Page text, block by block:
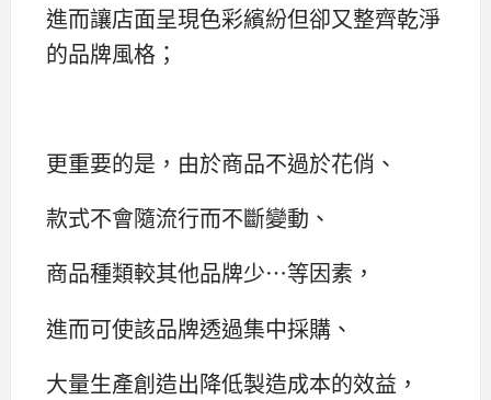
進而讓店面呈現色彩繽紛但卻又整齊乾淨
的品牌風格；
更重要的是，由於商品不過於花俏、
款式不會隨流行而不斷變動、
商品種類較其他品牌少…等因素，
進而可使該品牌透過集中採購、
大量生產創造出降低製造成本的效益，